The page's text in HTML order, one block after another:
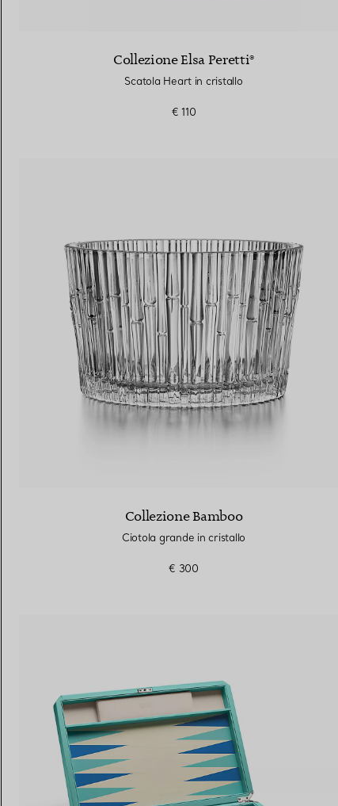
Collezione Elsa Peretti®
Scatola Heart in cristallo
€ 110
Collezione Bamboo
Ciotola grande in cristallo
€ 300